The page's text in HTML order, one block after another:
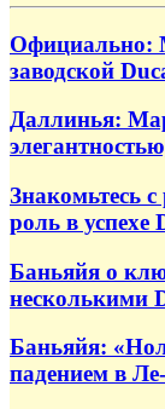
Официально:
заводской
Даллинья:
Знакомьтесь
роль в успехе
Баньяйя о
несколькими
Баньяйя:
падением в